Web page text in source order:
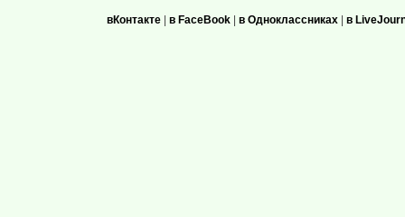
вКонтакте в FaceBook в Одноклассниках в